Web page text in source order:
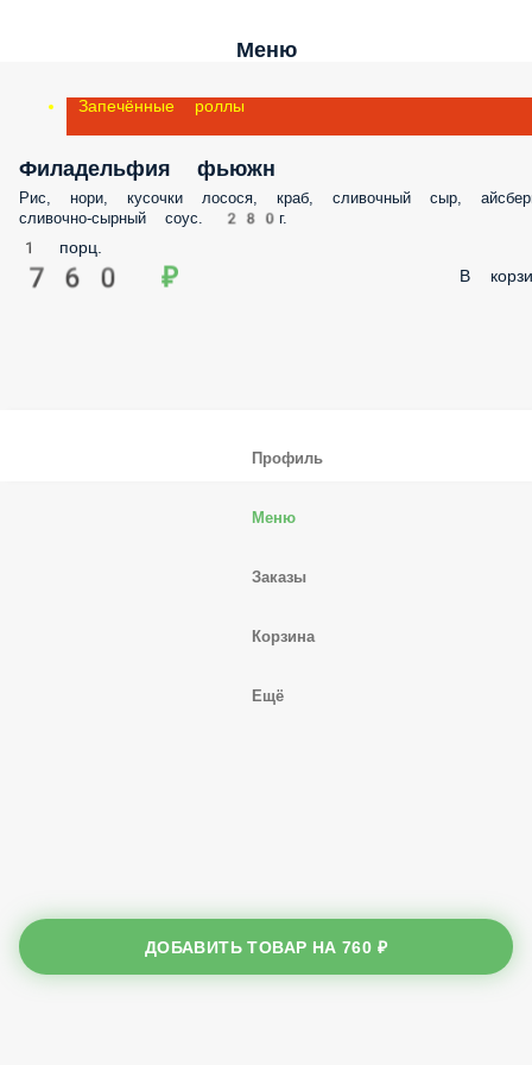
Меню
Запечённые роллы
Филадельфия фьюжн
Рис, нори, кусочки лосося, краб, сливочный сыр, айсберг, сливочно-
сырный соус. 280г.
1 порц.
760 ₽ В
ДОБАВИТЬ ТОВАР НА760 ₽
Профиль
Меню
Заказы
Корзина
Ещё